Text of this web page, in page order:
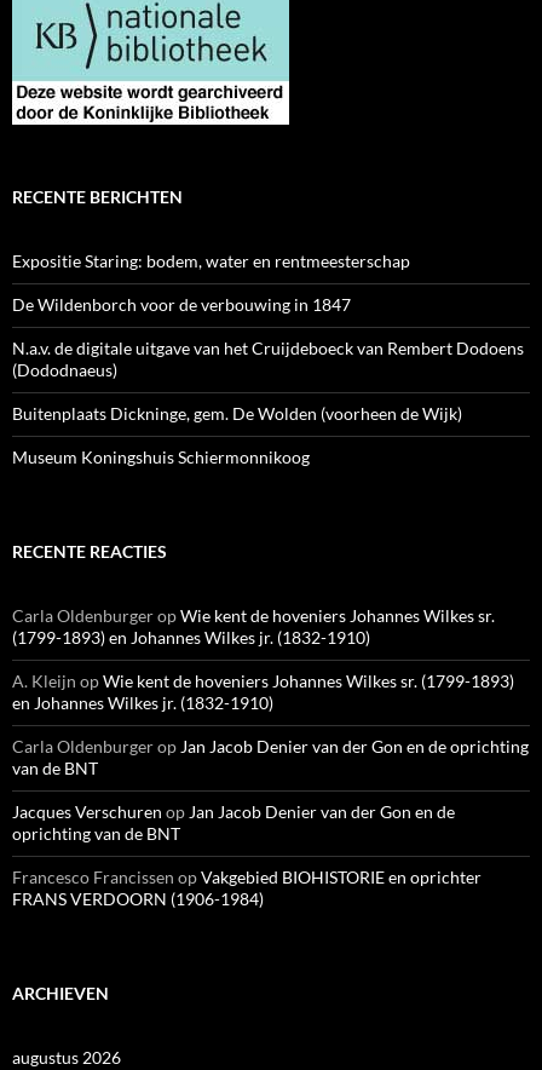
RECENTE BERICHTEN
Expositie Staring: bodem, water en rentmeesterschap
De Wildenborch voor de verbouwing in 1847
N.a.v. de digitale uitgave van het Cruijdeboeck van Rembert Dodoens
(Dododnaeus)
Buitenplaats Dickninge, gem. De Wolden (voorheen de Wijk)
Museum Koningshuis Schiermonnikoog
RECENTE REACTIES
Carla OldenburgeropWie kent de hoveniers Johannes Wilkes sr.
(1799-1893) en Johannes Wilkes jr. (1832-1910)
A. Kleijn opWie kent de hoveniers Johannes Wilkes sr. (1799-1893)
en Johannes Wilkes jr. (1832-1910)
Carla Oldenburgerop Jan Jacob Denier van der Gon en de oprichting
van de BNT
Jacques Verschuren op Jan Jacob Denier van der Gon en de
oprichting van de BNT
Francesco Francissen opVakgebied BIOHISTORIE en oprichter
FRANS VERDOORN (1906-1984)
ARCHIEVEN
augustus 2026